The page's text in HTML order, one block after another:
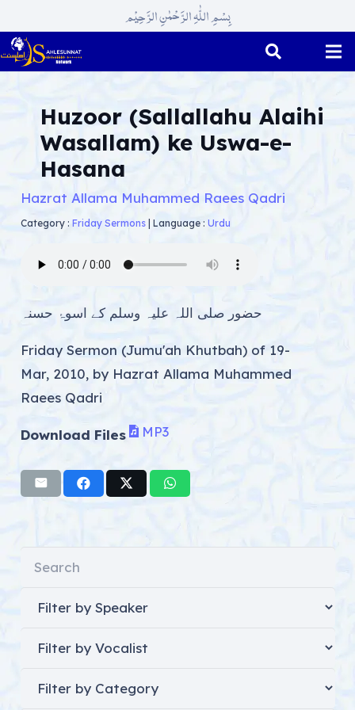
بِسْمِ اللّٰہِ الرَّحْمٰنِ الرَّحِیْم
Huzoor (Sallallahu Alaihi
Wasallam) ke Uswa-e-
Hasana
Hazrat Allama Muhammed Raees Qadri
Category : Friday Sermons| Language : Urdu
حضور صلی اللہ علیہ وسلم کے اسوۂ حسنہ
Friday Sermon (Jumu'ah Khutbah) of 19-
Mar, 2010, by Hazrat Allama Muhammed
Raees Qadri
Download Files MP3